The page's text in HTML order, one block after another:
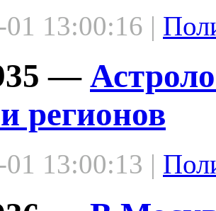
13:00:16 |
—
регионов
13:00:13 |